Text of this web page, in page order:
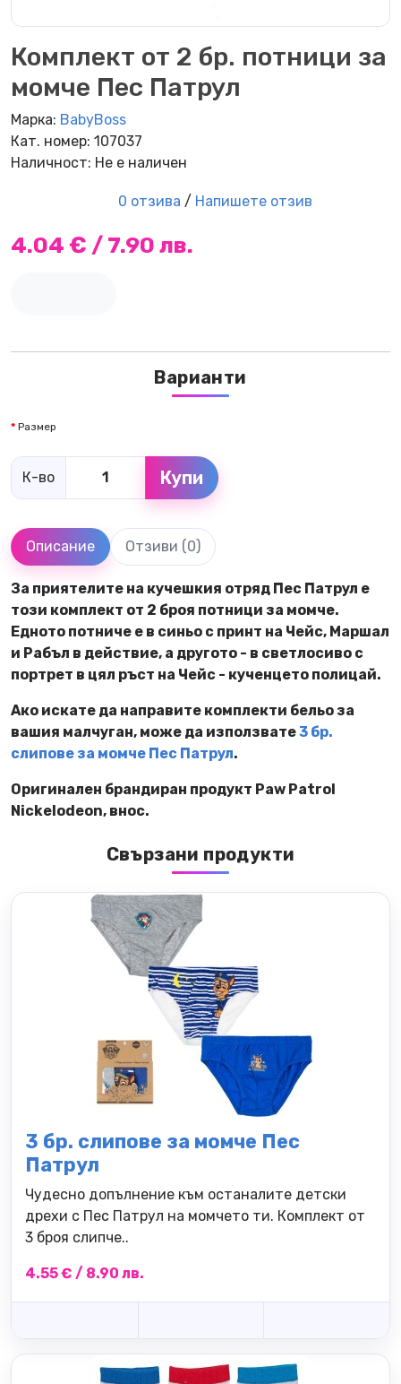
Комплект от 2 бр. потници за
момче Пес Патрул
Марка: BabyBoss
Кат. номер: 107037
Наличност: Не е наличен
0 отзива / Напишете отзив
4.04 € / 7.90 лв.
Варианти
Размер
К-во Купи
Описание Отзиви (0)
За приятелите на кучешкия отряд Пес Патрул е
този комплект от 2 броя потници за момче.
Едното потниче е в синьо с принт на Чейс, Маршал
и Рабъл в действие, а другото - в светлосиво с
портрет в цял ръст на Чейс - кученцето полицай.
Ако искате да направите комплекти бельо за
вашия малчуган, може да използвате3 бр.
слипове за момче Пес Патрул.
Оригинален брандиран продукт Paw Patrol
Nickelodeon, внос.
Свързани продукти
3 бр. слипове за момче Пес
Патрул
Чудесно допълнение към останалите детски
дрехи с Пес Патрул на момчето ти. Комплект от
3 броя слипче..
4.55 € / 8.90 лв.